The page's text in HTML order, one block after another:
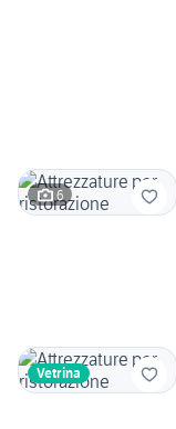
6
Vetrina